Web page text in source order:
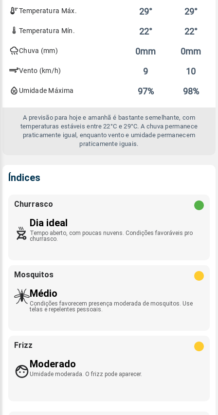
Comparativo
entre
previsão
hoje
Temperatura Máx. 29° 29°
Temperatura Mín. 22° 22°
Chuva (mm) 0mm 0mm
Vento (km/h) 9 10
Umidade Máxima 97% 98%
A previsão para hoje e amanhã é bastante semelhante, com
temperaturas estáveis entre 22°C e 29°C. A chuva permanece
praticamente igual, enquanto vento e umidade permanecem
praticamente iguais.
Índices
Churrasco
Dia ideal
Tempo aberto, com poucas nuvens. Condições favoráveis pro
churrasco.
Mosquitos
Médio
Condições favorecem presença moderada de mosquitos. Use
telas e repelentes pessoais.
Frizz
Moderado
Umidade moderada. O frizz pode aparecer.